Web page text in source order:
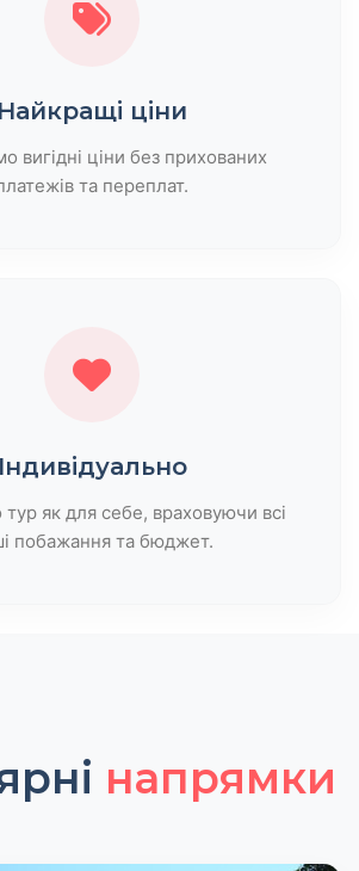
Найкращі ціни
вигідні ціни без прихованих
та переплат.
Індивідуально
як для себе, враховуючи всі
побажання та бюджет.
напрямки